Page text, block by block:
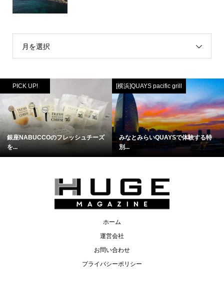
月を選択
PICK UP!
銀座NABUCCOのフレッシュチーズ
を...
[横浜]QUAYS pacific grill
みなとみらいQUAYSで体験する特
別...
ホーム
運営会社
お問い合わせ
プライバシーポリシー